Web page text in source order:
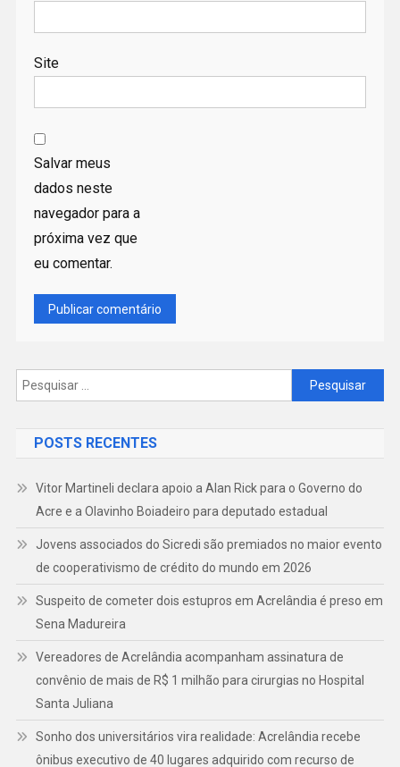
Site
Salvar meus
dados neste
navegador para a
próxima vez que
eu comentar.
Pesquisar
por:
POSTS RECENTES
Vitor Martineli declara apoio a Alan Rick para o Governo do
Acre e a Olavinho Boiadeiro para deputado estadual
Jovens associados do Sicredi são premiados no maior evento
de cooperativismo de crédito do mundo em 2026
Suspeito de cometer dois estupros em Acrelândia é preso em
Sena Madureira
Vereadores de Acrelândia acompanham assinatura de
convênio de mais de R$ 1 milhão para cirurgias no Hospital
Santa Juliana
Sonho dos universitários vira realidade: Acrelândia recebe
ônibus executivo de 40 lugares adquirido com recurso de